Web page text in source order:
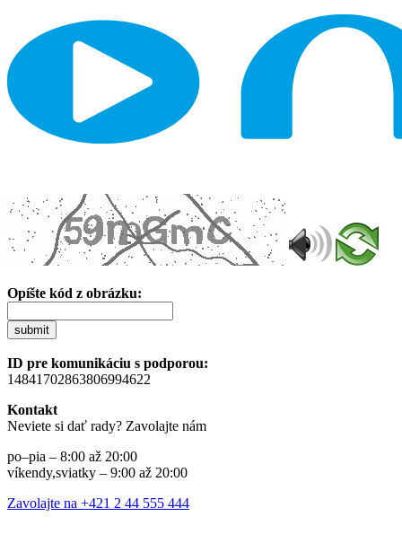
Opíšte kód z obrázku:
submit
ID pre komunikáciu s podporou:
14841702863806994622
Kontakt
Neviete si dať rady? Zavolajte nám
po–pia – 8:00 až 20:00
víkendy,sviatky – 9:00 až 20:00
Zavolajte na +421 2 44 555 444